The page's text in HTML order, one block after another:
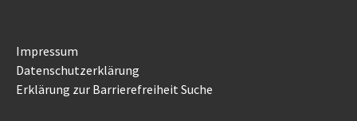
Impressum
Datenschutzerklärung
Erklärung zur Barrierefreiheit Suche